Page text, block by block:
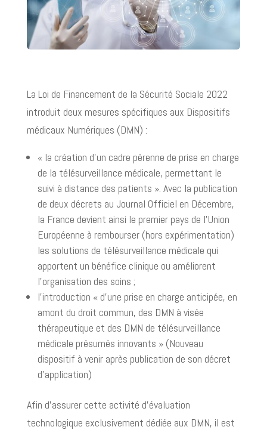
La Loi de Financement de la Sécurité Sociale 2022
introduit deux mesures spécifiques aux Dispositifs
médicaux Numériques (DMN) :
« la création d’un cadre pérenne de prise en charge
de la télésurveillance médicale, permettant le
suivi à distance des patients ». Avec la publication
de deux décrets au Journal Officiel en Décembre,
la France devient ainsi le premier pays de l’Union
Européenne à rembourser (hors expérimentation)
les solutions de télésurveillance médicale qui
apportent un bénéfice clinique ou améliorent
l’organisation des soins ;
l’introduction « d’une prise en charge anticipée, en
amont du droit commun, des DMN à visée
thérapeutique et des DMN de télésurveillance
médicale présumés innovants » (Nouveau
dispositif à venir après publication de son décret
d’application)
Afin d’assurer cette activité d’évaluation
technologique exclusivement dédiée aux DMN, il est